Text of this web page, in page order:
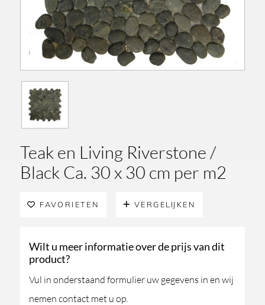
Teak en Living Riverstone /
Black Ca. 30 x 30 cm per m2
FAVORIETEN VERGELIJKEN
Wilt u meer informatie over de prijs van dit
product?
Vul in onderstaand formulier uw gegevens in en wij
nemen contact met u op.